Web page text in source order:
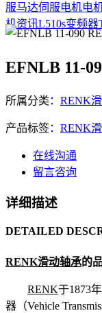
服马达伺服电机电
机资讯L510s变频器
EFNLB 11-
所属分类： RENK
产品标签： RENK
在线沟通
留言咨询
详细描述
DETAILED
RENK滑动轴承的
RENK于1873
器（Vehicle